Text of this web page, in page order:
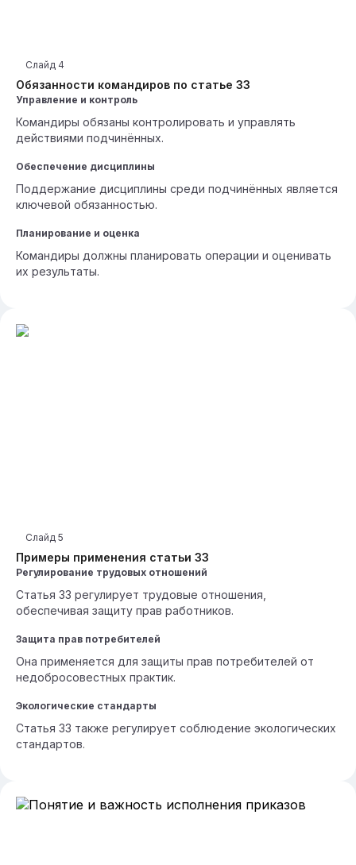
Обязанности командиров по статье 33
Слайд 4
Управление и контроль
Командиры обязаны контролировать и управлять
действиями подчинённых.
Обеспечение дисциплины
Поддержание дисциплины среди подчинённых является
ключевой обязанностью.
Планирование и оценка
Командиры должны планировать операции и оценивать
их результаты.
Примеры применения статьи 33
Слайд 5
Регулирование трудовых отношений
Статья 33 регулирует трудовые отношения,
обеспечивая защиту прав работников.
Защита прав потребителей
Она применяется для защиты прав потребителей от
недобросовестных практик.
Экологические стандарты
Статья 33 также регулирует соблюдение экологических
стандартов.